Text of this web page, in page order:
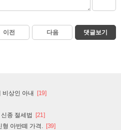
이전 다음 댓글보기
비상인 아내 [19]
종 절세법 [21]
형 아반떼 가격. [39]